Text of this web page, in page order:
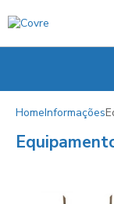
HomeInformações